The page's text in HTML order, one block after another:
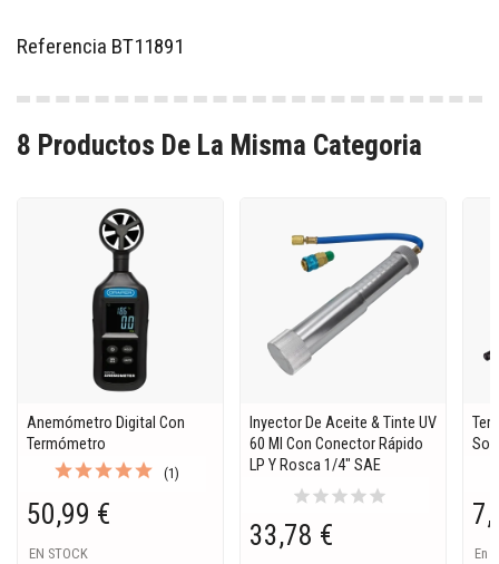
Referencia BT11891
8 Productos De La Misma Categoria
Anemómetro Digital Con
Termómetro
(1)
50,99 €
EN STOCK
Inyector De Aceite & Tinte UV
60 Ml Con Conector Rápido
LP Y Rosca 1/4" SAE
starstarstarstarstar
33,78 €
En